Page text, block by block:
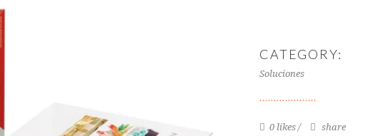
CATEGORY:
Soluciones
0 likes share